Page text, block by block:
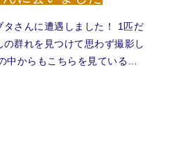
タさんに遭遇しました！ 1匹だ
群れを見つけて思わず撮影し
中からもこちらを見ている…